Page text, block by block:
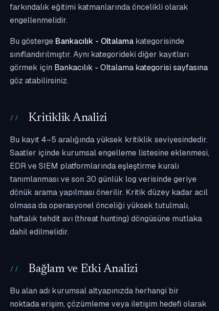
farkındalık eğitimi katmanlarında öncelikli olarak
engellenmelidir.
Bu gösterge Bankacılık - Oltalama kategorisinde
sınıflandırılmıştır. Aynı kategorideki diğer kayıtları
görmek için Bankacılık - Oltalama kategorisi sayfasına
göz atabilirsiniz.
Kritiklik Analizi
Bu kayıt 4–5 aralığında yüksek kritiklik seviyesindedir.
Saatler içinde kurumsal engelleme listesine eklenmesi,
EDR ve SIEM platformlarında eşleştirme kuralı
tanımlanması ve son 30 günlük log verisinde geriye
dönük arama yapılması önerilir. Kritik düzey kadar acil
olmasa da operasyonel önceliği yüksek tutulmalı,
haftalık tehdit avı (threat hunting) döngüsüne mutlaka
dahil edilmelidir.
Bağlam ve Etki Analizi
Bu alan adı kurumsal altyapınızda herhangi bir
noktada erişim, çözümleme veya iletişim hedefi olarak